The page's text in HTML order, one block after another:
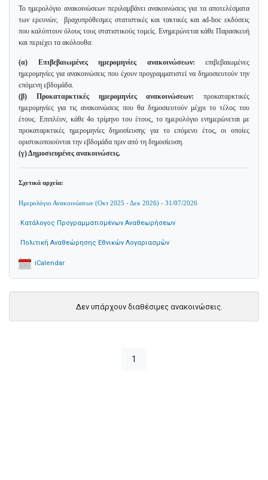
Το ημερολόγιο ανακοινώσεων περιλαμβάνει ανακοινώσεις για τα αποτελέσματα
των ερευνών, βραχυπρόθεσμες στατιστικές και τακτικές και ad-hoc εκδόσεις
που καλύπτουν όλους τους στατιστικούς τομείς. Ενημερώνεται κάθε Παρασκευή
και περιέχει τα ακόλουθα:
(α) Επιβεβαιωμένες ημερομηνίες ανακοινώσεων: επιβεβαιωμένες
ημερομηνίες για ανακοινώσεις που έχουν προγραμματιστεί να δημοσιευτούν την
επόμενη εβδομάδα.
(β) Προκαταρκτικές ημερομηνίες ανακοινώσεων: προκαταρκτικές
ημερομηνίες για τις ανακοινώσεις που θα δημοσιευτούν μέχρι το τέλος του
έτους. Επιπλέον, κάθε 4ο τρίμηνο του έτους, το ημερολόγιο ενημερώνεται με
προκαταρκτικές ημερομηνίες δημοσίευσης για το επόμενο έτος, οι οποίες
οριστικοποιούνται την εβδομάδα πριν από τη δημοσίευση.
(γ) Δημοσιευμένες ανακοινώσεις.
Σχετικά αρχεία:
Ημερολόγιο Ανακοινώσεων (Οκτ 2025 - Δεκ 2026) - 31/07/2026
Κατάλογος Προγραμματισμένων Αναθεωρήσεων
Πολιτική Αναθεώρησης Εθνικών Λογαριασμών
iCalendar
Δεν υπάρχουν διαθέσιμες ανακοινώσεις.
1